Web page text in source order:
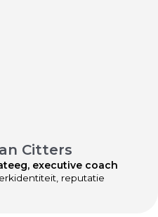
Citters
executive coach
reputatie